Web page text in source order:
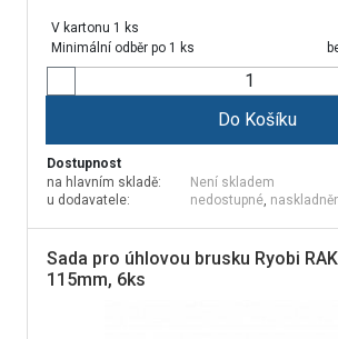
V kartonu 1 ks
Minimální odběr po 1 ks
Do Košíku
Dostupnost
na hlavním skladě:
Není skladem
u dodavatele:
nedostupné,
Sada pro úhlovou brusku Ryobi
115mm, 6ks